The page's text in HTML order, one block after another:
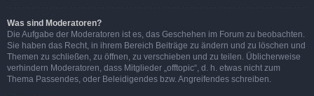
Was sind Moderatoren?
Die Aufgabe der Moderatoren ist es, das Geschehen im Forum zu beobachten.
Sie haben das Recht, in ihrem Bereich Beiträge zu ändern und zu löschen und
Themen zu schließen, zu öffnen, zu verschieben und zu teilen. Üblicherweise
verhindern Moderatoren, dass Mitglieder „offtopic“, d. h. etwas nicht zum
Thema Passendes, oder Beleidigendes bzw. Angreifendes schreiben.